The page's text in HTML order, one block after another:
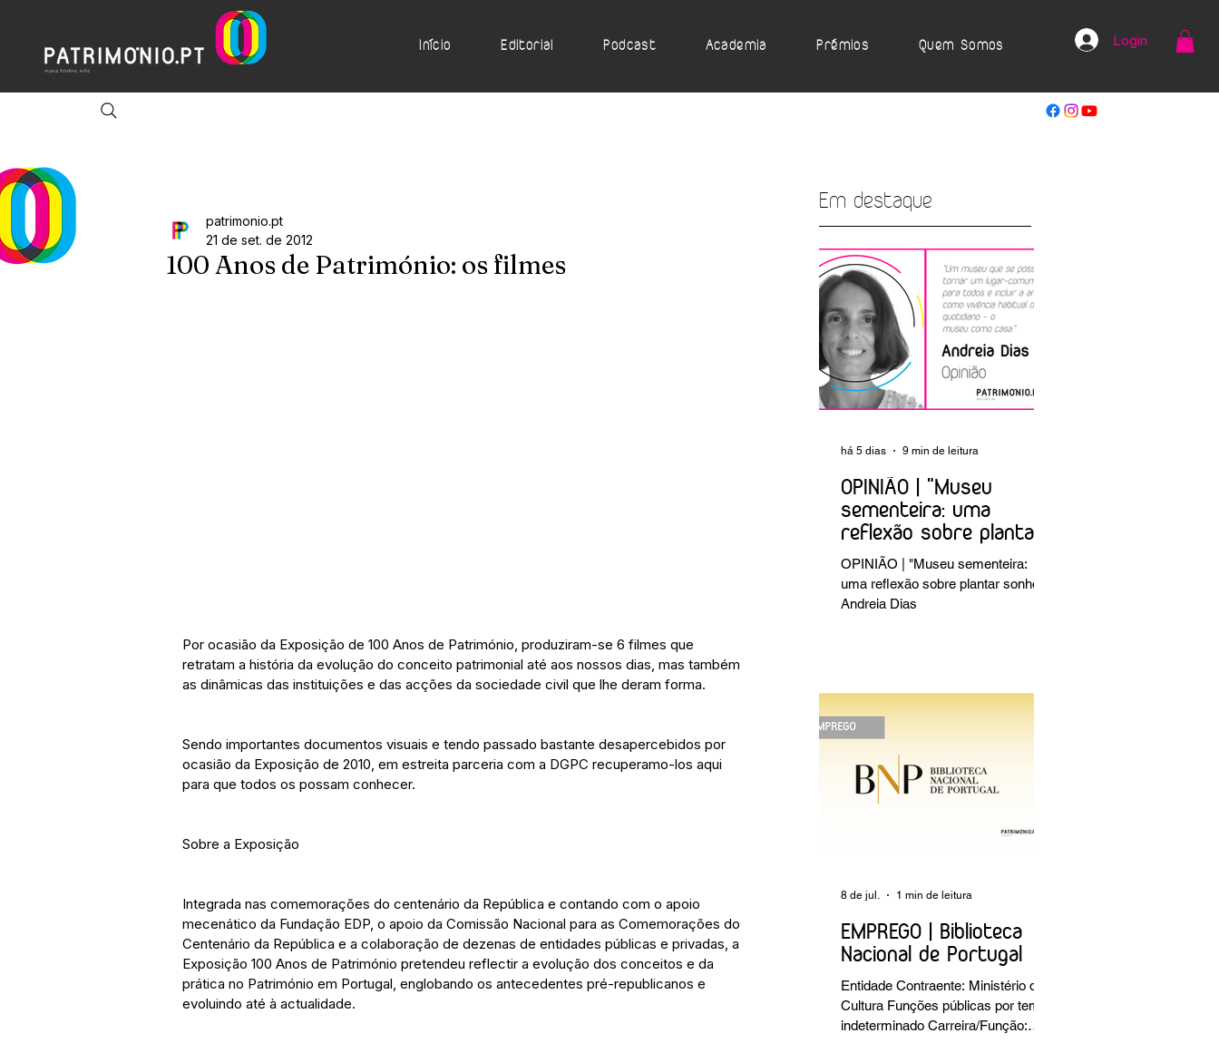
Início Editorial Podcast Academia Prémios Quem Somos Login
100 Anos de Património: os filmes
patrimonio.pt
21 de set. de 2012
Por ocasião da Exposição de 100 Anos de Património, produziram-se 6 filmes que
retratam a história da evolução do conceito patrimonial até aos nossos dias, mas também
as dinâmicas das instituições e das acções da sociedade civil que lhe deram forma.
Sendo importantes documentos visuais e tendo passado bastante desapercebidos por
ocasião da Exposição de 2010, em estreita parceria com a DGPC recuperamo-los aqui
para que todos os possam conhecer.
Sobre a Exposição
Integrada nas comemorações do centenário da República e contando com o apoio
mecenático da Fundação EDP, o apoio da Comissão Nacional para as Comemorações do
Centenário da República e a colaboração de dezenas de entidades públicas e privadas, a
Exposição 100 Anos de Património pretendeu reflectir a evolução dos conceitos e da
prática no Património em Portugal, englobando os antecedentes pré-republicanos e
evoluindo até à actualidade.
Em destaque
OPINIÃO | "Museu
sementeira: uma
reflexão sobre plantar
sonhos" Andreia Dias
OPINIÃO | "Museu sementeira:
uma reflexão sobre plantar sonhos"
Andreia Dias
há 5 dias 9 min de leitura
EMPREGO | Biblioteca
Nacional de Portugal
Entidade Contraente: Ministério da
Cultura Funções públicas por tempo
indeterminado Carreira/Função:
8 de jul. 1 min de leitura